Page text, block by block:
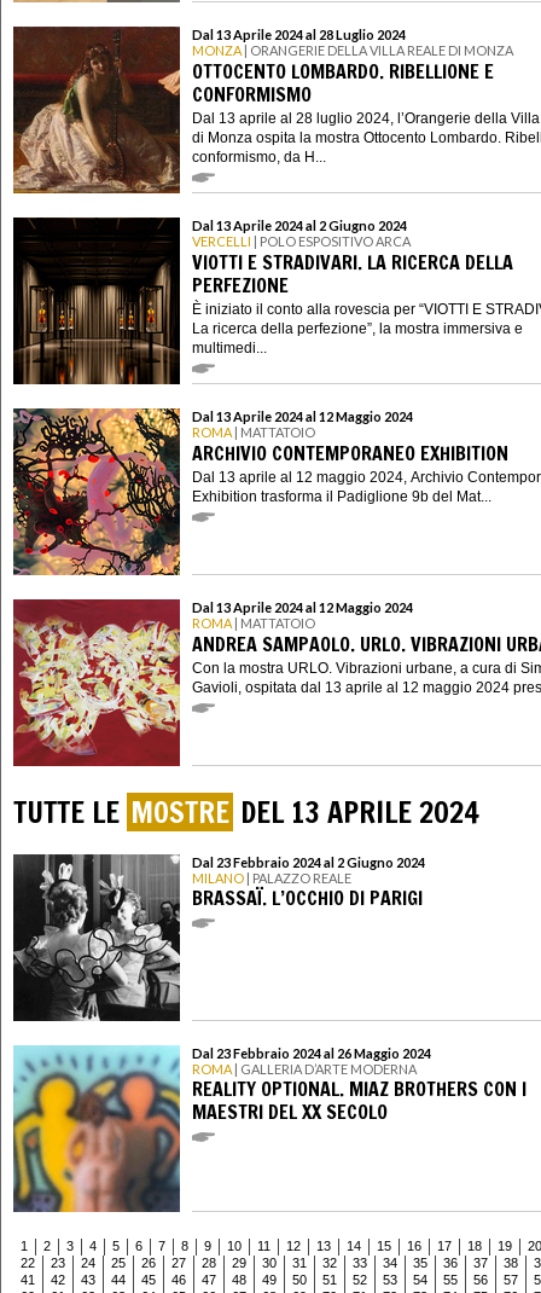
Dal 13 Aprile 2024 al 28 Luglio 2024
MONZA | ORANGERIE DELLA VILLA REALE DI MONZA
OTTOCENTO LOMBARDO. RIBELLIONE E
CONFORMISMO
Dal 13 aprile al 28 luglio 2024, l’Orangerie della
di Monza ospita la mostra Ottocento Lombardo.
conformismo, da H...
Dal 13 Aprile 2024 al 2 Giugno 2024
VERCELLI | POLO ESPOSITIVO ARCA
VIOTTI E STRADIVARI. LA RICERCA DELLA
PERFEZIONE
È iniziato il conto alla rovescia per “VIOTTI E
La ricerca della perfezione”, la mostra immersiva e
multimedi...
Dal 13 Aprile 2024 al 12 Maggio 2024
ROMA | MATTATOIO
ARCHIVIO CONTEMPORANEO EXHIBITION
Dal 13 aprile al 12 maggio 2024, Archivio
Exhibition trasforma il Padiglione 9b del Mat...
Dal 13 Aprile 2024 al 12 Maggio 2024
ROMA | MATTATOIO
ANDREA SAMPAOLO. URLO. VIBRAZIONI
Con la mostra URLO. Vibrazioni urbane, a cura di
Gavioli, ospitata dal 13 aprile al 12 maggio 2024
TUTTE LE MOSTRE DEL 13 APRILE 2024
Dal 23 Febbraio 2024 al 2 Giugno 2024
MILANO | PALAZZO REALE
BRASSAÏ. L’OCCHIO DI PARIGI
Dal 23 Febbraio 2024 al 26 Maggio 2024
ROMA | GALLERIA D’ARTE MODERNA
REALITY OPTIONAL. MIAZ BROTHERS CON I
MAESTRI DEL XX SECOLO
1 2 3 4 5 6 7 8 9 10 11 12 13 14 15 16 17 18 19
20
22
23 24 25 26 27 28 29 30 31 32 33 34 35 36 37 38
41
42 43 44 45 46 47 48 49 50 51 52 53 54 55 56 57